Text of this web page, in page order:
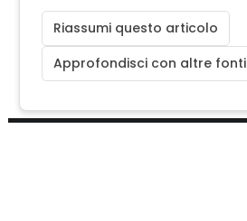
Riassumi questo articolo
Approfondisci con altre fonti